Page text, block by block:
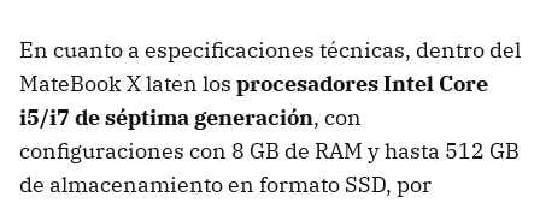
En cuanto a especificaciones técnicas, dentro del
MateBook X laten los procesadores Intel Core
i5/i7 de séptima generación, con
configuraciones con 8 GB de RAM y hasta 512 GB
de almacenamiento en formato SSD, por